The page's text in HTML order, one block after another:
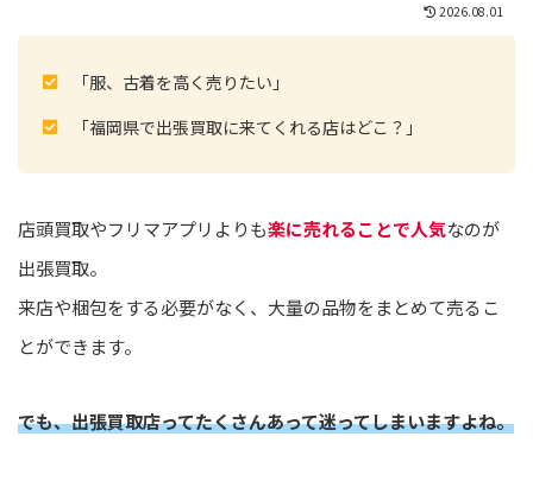
2026.08.01
「服、古着を高く売りたい」
「福岡県で出張買取に来てくれる店はどこ？」
店頭買取やフリマアプリよりも楽に売れることで人気なのが
出張買取。
来店や梱包をする必要がなく、大量の品物をまとめて売るこ
とができます。
でも、出張買取店ってたくさんあって迷ってしまいますよね。